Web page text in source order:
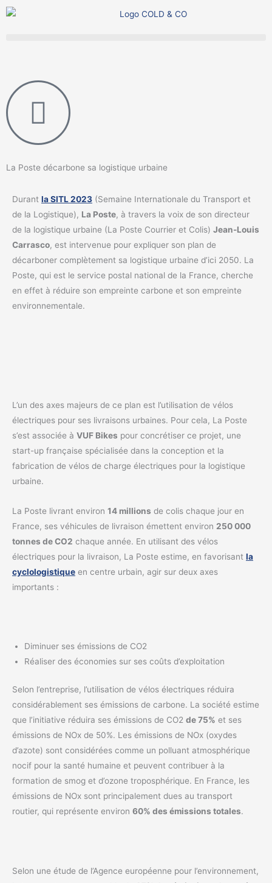
Aller
La Poste décarbone sa logistique urbaine
Durant la SITL 2023 (Semaine Internationale du Transport et
de la Logistique), La Poste, à travers la voix de son directeur
de la logistique urbaine (La Poste Courrier et Colis) Jean-Louis
Carrasco, est intervenue pour expliquer son plan de
décarboner complètement sa logistique urbaine d’ici 2050. La
Poste, qui est le service postal national de la France, cherche
en effet à réduire son empreinte carbone et son empreinte
environnementale.
L’un des axes majeurs de ce plan est l’utilisation de vélos
électriques pour ses livraisons urbaines. Pour cela, La Poste
s’est associée à VUF Bikes pour concrétiser ce projet, une
start-up française spécialisée dans la conception et la
fabrication de vélos de charge électriques pour la logistique
urbaine.
La Poste livrant environ 14 millions de colis chaque jour en
France, ses véhicules de livraison émettent environ 250 000
tonnes de CO2 chaque année. En utilisant des vélos
électriques pour la livraison, La Poste estime, en favorisant la
cyclologistique en centre urbain, agir sur deux axes
importants :
Diminuer ses émissions de CO2
Réaliser des économies sur ses coûts d’exploitation
Selon l’entreprise, l’utilisation de vélos électriques réduira
considérablement ses émissions de carbone. La société estime
que l’initiative réduira ses émissions de CO2 de 75% et ses
émissions de NOx de 50%. Les émissions de NOx (oxydes
d’azote) sont considérées comme un polluant atmosphérique
nocif pour la santé humaine et peuvent contribuer à la
formation de smog et d’ozone troposphérique. En France, les
émissions de NOx sont principalement dues au transport
routier, qui représente environ 60% des émissions totales.
Selon une étude de l’Agence européenne pour l’environnement,